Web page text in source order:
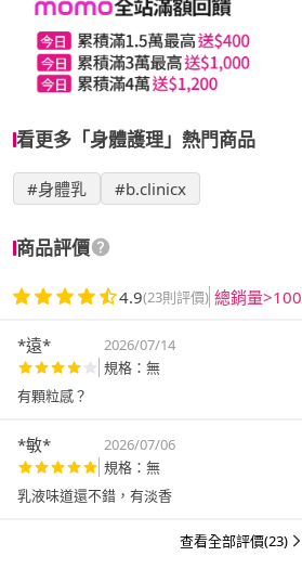
看更多「身體護理」熱門商品
#身體乳 #b.clinicx
商品評價
4.9(23則評價) 總銷量>100
*遠* 2026/07/14
規格：無
有顆粒感？
*敏* 2026/07/06
規格：無
乳液味道還不錯，有淡香
查看全部評價(23)